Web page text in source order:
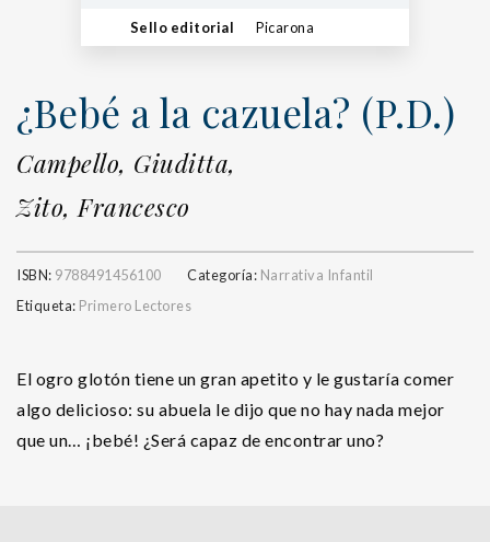
Sello editorial Picarona
¿Bebé a la cazuela? (P.D.)
Campello, Giuditta,
Zito, Francesco
ISBN: 9788491456100 Categoría: Narrativa Infantil
Etiqueta: Primero Lectores
El ogro glotón tiene un gran apetito y le gustaría comer
algo delicioso: su abuela le dijo que no hay nada mejor
que un… ¡bebé! ¿Será capaz de encontrar uno?